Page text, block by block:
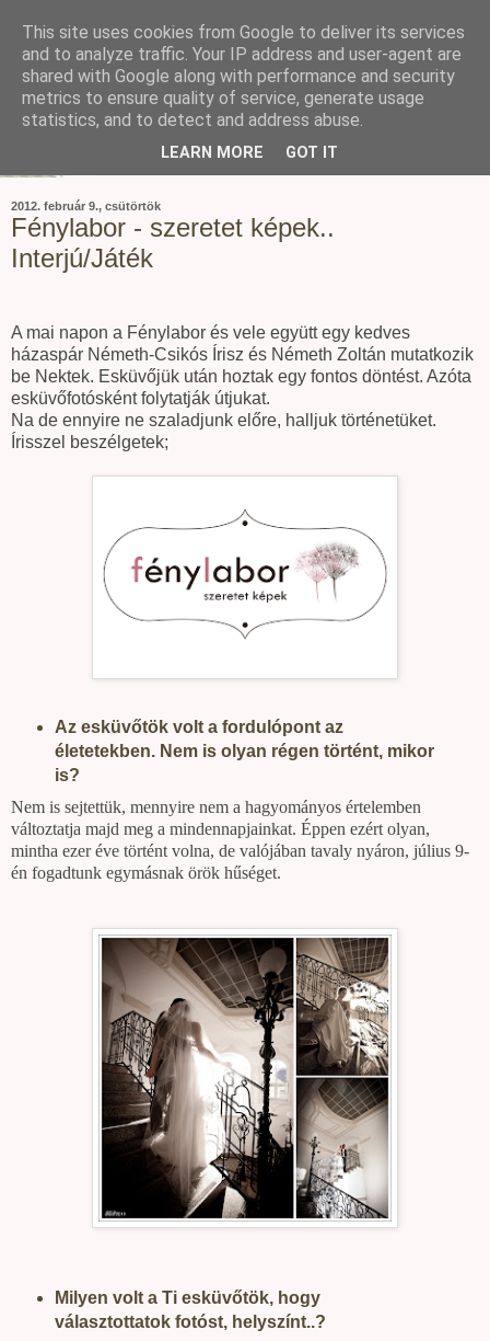
2012. február 9., csütörtök
Fénylabor - szeretet képek..
Interjú/Játék
A mai napon a Fénylabor és vele együtt egy kedves
házaspár Németh-Csikós Írisz és Németh Zoltán mutatkozik
be Nektek. Esküvőjük után hoztak egy fontos döntést. Azóta
esküvőfotósként folytatják útjukat.
Na de ennyire ne szaladjunk előre, halljuk történetüket.
Írisszel beszélgetek;
Az esküvőtök volt a fordulópont az
életetekben. Nem is olyan régen történt, mikor
is?
Nem is sejtettük, mennyire nem a hagyományos értelemben
változtatja majd meg a mindennapjainkat. Éppen ezért olyan,
mintha ezer éve történt volna, de valójában tavaly nyáron, július 9-
én fogadtunk egymásnak örök hűséget.
Milyen volt a Ti esküvőtök, hogy
választottatok fotóst, helyszínt..?
This site uses cookies from Google to deliver its services
and to analyze traffic. Your IP address and user-agent are
shared with Google along with performance and security
metrics to ensure quality of service, generate usage
statistics, and to detect and address abuse.
LEARN MORE GOT IT